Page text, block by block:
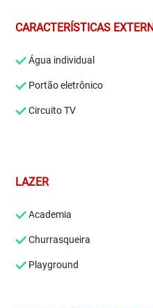
CARACTERÍSTICAS
Água individual
Portão eletrônico
Circuito TV
LAZER
Academia
Churrasqueira
Playground